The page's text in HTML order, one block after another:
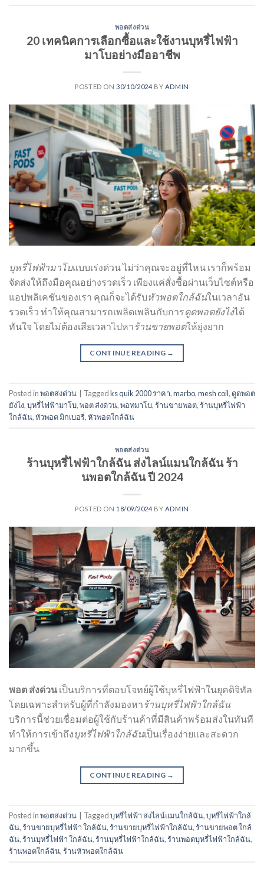
พอตส่งด่วน
20 เทคนิคการเลือกซื้อและใช้งานบุหรี่ไฟฟ้า
มาโบอย่างมืออาชีพ
POSTED ON 30/10/2024 BY ADMIN
บุหรี่ไฟฟ้ามาโบแบบเร่งด่วน ไม่ว่าคุณจะอยู่ที่ไหน เราก็พร้อม
จัดส่งให้ถึงมือคุณอย่างรวดเร็ว เพียงแค่สั่งซื้อผ่านเว็บไซต์หรือ
แอปพลิเคชันของเรา คุณก็จะได้รับหัวพอตใกล้ฉันในเวลาอัน
รวดเร็ว ทำให้คุณสามารถเพลิดเพลินกับการดูดพอตยังไงได้
ทันใจ โดยไม่ต้องเสียเวลาไปหาร้านขายพอตให้ยุ่งยาก
CONTINUE READING →
Posted inพอตส่งด่วน Taggedks quik 2000 ราคา,marbo,mesh coil, ดูดพอต
ยังไง,บุหรี่ไฟฟ้ามาโบ,พอต ส่งด่วน,พอทมาโบ,ร้านขายพอต,ร้านบุหรี่ไฟฟ้า
ใกล้ฉัน,หัวพอต มิกเบอรี่,หัวพอตใกล้ฉัน
พอตส่งด่วน
ร้านบุหรี่ไฟฟ้าใกล้ฉัน ส่งไลน์แมนใกล้ฉัน ร้า
นพอตใกล้ฉัน ปี 2024
POSTED ON 18/09/2024 BY ADMIN
พอต ส่งด่วน เป็นบริการที่ตอบโจทย์ผู้ใช้บุหรี่ไฟฟ้าในยุคดิจิทัล
โดยเฉพาะสำหรับผู้ที่กำลังมองหาร้านบุหรี่ไฟฟ้าใกล้ฉัน
บริการนี้ช่วยเชื่อมต่อผู้ใช้กับร้านค้าที่มีสินค้าพร้อมส่งในทันที
ทำให้การเข้าถึงบุหรี่ไฟฟ้าใกล้ฉันเป็นเรื่องง่ายและสะดวก
มากขึ้น
CONTINUE READING →
Posted inพอตส่งด่วน Taggedบุหรี่ไฟฟ้า ส่งไลน์แมนใกล้ฉัน,บุหรี่ไฟฟ้าใกล้
ฉัน,ร้านขายบุหรี่ไฟฟ้า ใกล้ฉัน,ร้านขายบุหรี่ไฟฟ้าใกล้ฉัน,ร้านขายพอต ใกล้
ฉัน,ร้านบุหรี่ไฟฟ้า ใกล้ฉัน,ร้านบุหรี่ไฟฟ้าใกล้ฉัน,ร้านพอตบุหรี่ไฟฟ้าใกล้ฉัน,
ร้านพอตใกล้ฉัน,ร้านหัวพอตใกล้ฉัน